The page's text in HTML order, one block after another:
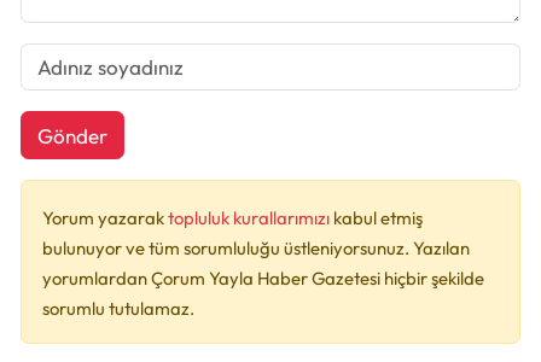
Gönder
Yorum yazaraktopluluk kurallarımızı kabul etmiş
bulunuyor ve tüm sorumluluğu üstleniyorsunuz. Yazılan
yorumlardan Çorum Yayla Haber Gazetesi hiçbir şekilde
sorumlu tutulamaz.